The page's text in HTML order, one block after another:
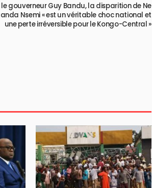
le gouverneur Guy Bandu, la disparition de Ne
Nsemi « est un véritable choc national et
une perte irréversible pour le Kongo-Central »